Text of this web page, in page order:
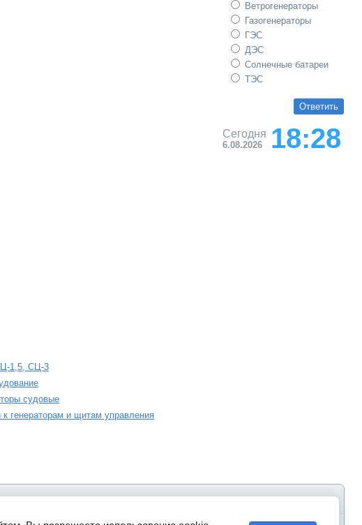
Ветрогенераторы
Газогенераторы
ГЭС
ДЭС
Солнечные батареи
ТЭС
Сегодня
6.08.2026 18:28
1,5, СЦ-3
судовые
к генераторам и щитам управления